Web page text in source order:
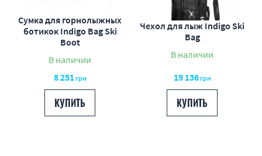
Сумка для горнолыжных
ботикок Indigo Bag Ski
Boot
В наличии
8 251грн
КУПИТЬ
Чехол для лыж Indigo Ski
Bag
В наличии
19 136грн
КУПИТЬ